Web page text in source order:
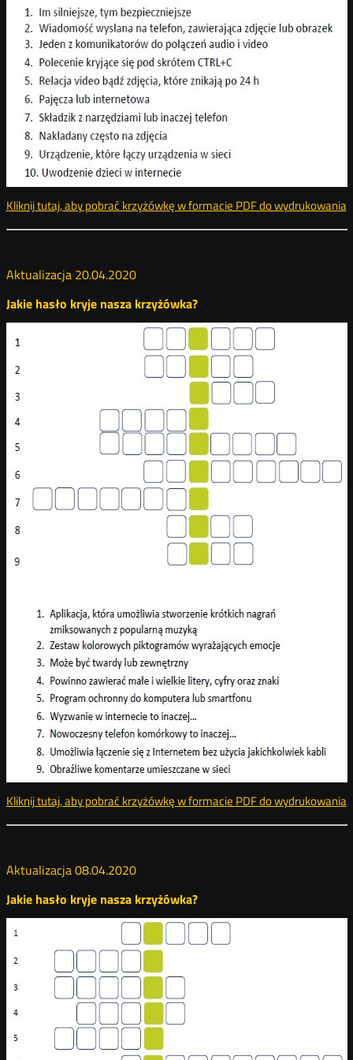
Kliknij tutaj, aby pobrać krzyżówkę w formacie PDF do wydrukowania
Aktualizacja 20.04.2020
Jakie hasło kryje nasza krzyżówka?
Kliknij tutaj, aby pobrać krzyżówkę w formacie PDF do wydrukowania
Aktualizacja 08.04.2020
Jakie hasło kryje nasza krzyżówka?